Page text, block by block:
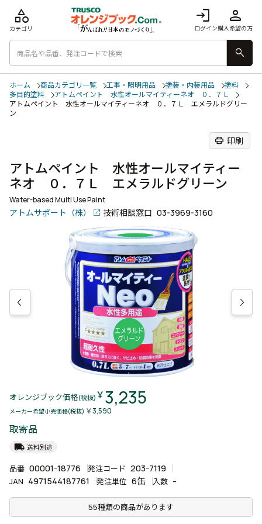
login
ログイン
person
購入希望の方
category
カテゴリ
search
ホーム 商品カテゴリ一覧 工事・照明用品 塗装・内装用品
塗料
多目的塗料
アトムペイント 水性オールマイティーネオ ０．７Ｌ
アトムペイント 水性オールマイティーネオ ０．７Ｌ エメラルドグリー
ン
print 印刷
アトムペイント 水性オールマイティー
ネオ ０．７Ｌ エメラルドグリーン
Water-based Multi Use Paint
アトムサポート（株） 技術相談窓口 03-3969-3160
オレンジブック価格(税抜) ￥3,235
メーカー希望小売価格(税抜) ￥3,590
取寄品
local_shipping 送料別途
品番 00001-18776 発注コード 203-7119
JAN 4971544187761 発注単位 6缶 入数 -
55種類の商品があります